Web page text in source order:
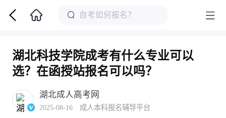
湖北科技学院成考有什么专业可以
选？在函授站报名可以吗？
湖北成人高考网
2025-08-16 成人本科报名辅导平台